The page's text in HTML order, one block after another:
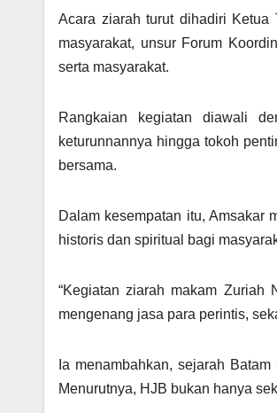
Acara ziarah turut dihadiri Ketua
masyarakat, unsur Forum
serta masyarakat.
Rangkaian kegiatan diawali
keturunnannya hingga tokoh
bersama.
Dalam kesempatan itu, Amsakar
historis dan spiritual bagi
“Kegiatan ziarah makam Zuriah
mengenang jasa para perintis,
Ia menambahkan, sejarah
Menurutnya, HJB bukan hanya